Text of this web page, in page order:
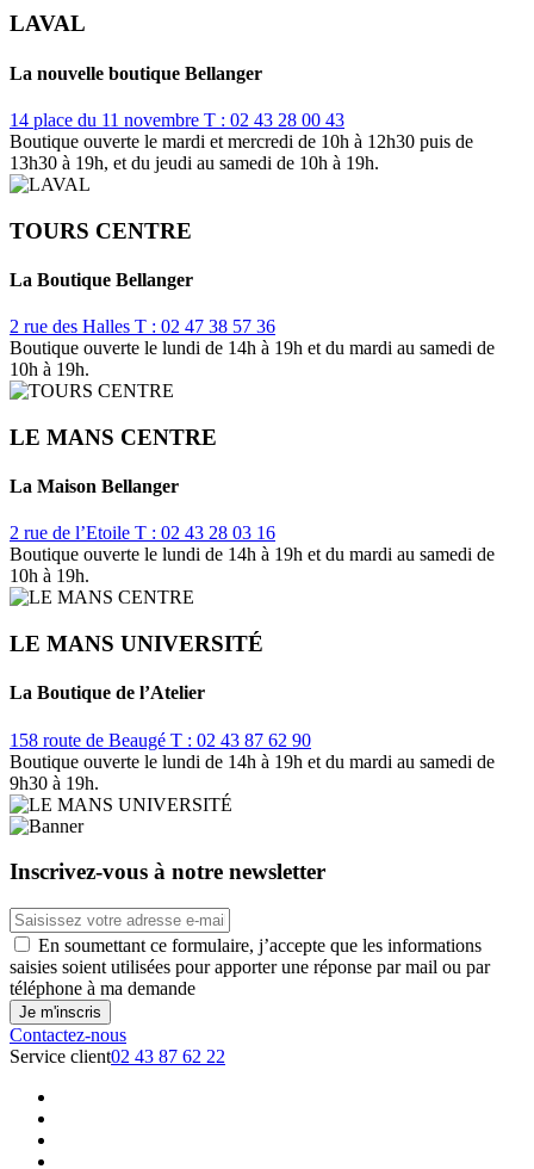
LAVAL
La nouvelle boutique Bellanger
14 place du 11 novembre T : 02 43 28 00 43
Boutique ouverte le mardi et mercredi de 10h à 12h30 puis de
13h30 à 19h, et du jeudi au samedi de 10h à 19h.
TOURS CENTRE
La Boutique Bellanger
2 rue des Halles T : 02 47 38 57 36
Boutique ouverte le lundi de 14h à 19h et du mardi au samedi de
10h à 19h.
LE MANS CENTRE
La Maison Bellanger
2 rue de l’Etoile T : 02 43 28 03 16
Boutique ouverte le lundi de 14h à 19h et du mardi au samedi de
10h à 19h.
LE MANS UNIVERSITÉ
La Boutique de l’Atelier
158 route de Beaugé T : 02 43 87 62 90
Boutique ouverte le lundi de 14h à 19h et du mardi au samedi de
9h30 à 19h.
Inscrivez-vous à notre newsletter
En soumettant ce formulaire, j’accepte que les informations
saisies soient utilisées pour apporter une réponse par mail ou par
téléphone à ma demande
Contactez-nous
Service client02 43 87 62 22